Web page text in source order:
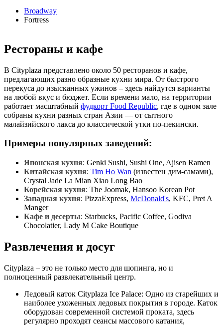
Broadway
Fortress
Рестораны и кафе
В Cityplaza представлено около 50 ресторанов и кафе,
предлагающих разно образные кухни мира. От быстрого
перекуса до изысканных ужинов – здесь найдутся варианты
на любой вкус и бюджет. Если времени мало, на территории
работает масштабный фудкорт Food Republic, где в одном зале
собраны кухни разных стран Азии — от сытного
малайзийского лакса до классической утки по-пекински.
Примеры популярных заведений:
Японская кухня: Genki Sushi, Sushi One, Ajisen Ramen
Китайская кухня: Tim Ho Wan (известен дим-самами),
Crystal Jade La Mian Xiao Long Bao
Корейская кухня: The Joomak, Hansoo Korean Pot
Западная кухня: PizzaExpress, McDonald's, KFC, Pret A
Manger
Кафе и десерты: Starbucks, Pacific Coffee, Godiva
Chocolatier, Lady M Cake Boutique
Развлечения и досуг
Cityplaza – это не только место для шопинга, но и
полноценный развлекательный центр.
Ледовый каток Cityplaza Ice Palace: Одно из старейших и
наиболее ухоженных ледовых покрытия в городе. Каток
оборудован современной системой проката, здесь
регулярно проходят сеансы массового катания,